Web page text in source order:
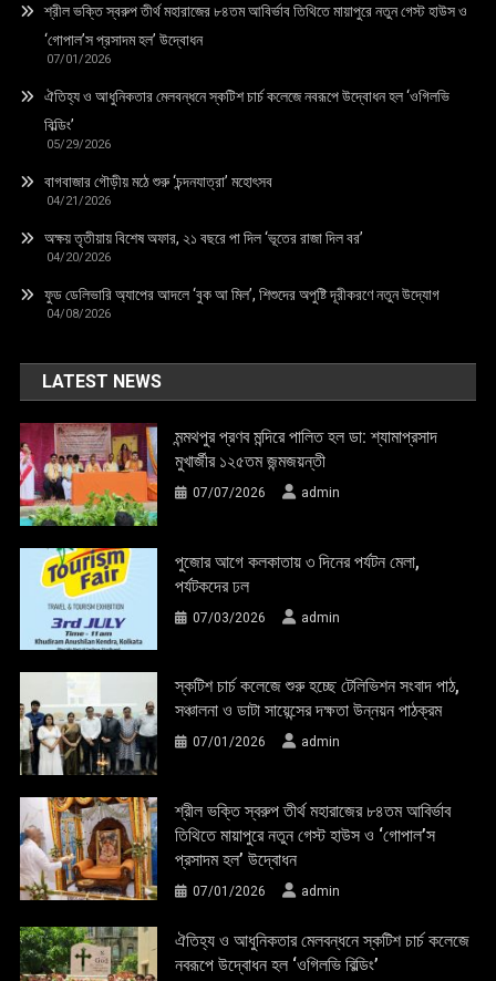
শ্রীল ভক্তি স্বরুপ তীর্থ মহারাজের ৮৪তম আবির্ভাব তিথিতে মায়াপুরে নতুন গেস্ট হাউস ও
‘গোপাল’স প্রসাদম হল’ উদ্বোধন
07/01/2026
ঐতিহ্য ও আধুনিকতার মেলবন্ধনে স্কটিশ চার্চ কলেজে নবরূপে উদ্বোধন হল ‘ওগিলভি
বিল্ডিং’
05/29/2026
বাগবাজার গৌড়ীয় মঠে শুরু ‘চন্দনযাত্রা’ মহোৎসব
04/21/2026
অক্ষয় তৃতীয়ায় বিশেষ অফার, ২১ বছরে পা দিল ‘ভূতের রাজা দিল বর’
04/20/2026
ফুড ডেলিভারি অ্যাপের আদলে ‘বুক আ মিল’, শিশুদের অপুষ্টি দূরীকরণে নতুন উদ্যোগ
04/08/2026
LATEST NEWS
মন্মথপুর প্রণব মন্দিরে পালিত হল ডা: শ্যামাপ্রসাদ
মুখার্জীর ১২৫তম জন্মজয়ন্তী
07/07/2026 admin
পুজোর আগে কলকাতায় ৩ দিনের পর্যটন মেলা,
পর্যটকদের ঢল
07/03/2026 admin
স্কটিশ চার্চ কলেজে শুরু হচ্ছে টেলিভিশন সংবাদ পাঠ,
সঞ্চালনা ও ডাটা সায়েন্সের দক্ষতা উন্নয়ন পাঠক্রম
07/01/2026 admin
শ্রীল ভক্তি স্বরুপ তীর্থ মহারাজের ৮৪তম আবির্ভাব
তিথিতে মায়াপুরে নতুন গেস্ট হাউস ও ‘গোপাল’স
প্রসাদম হল’ উদ্বোধন
07/01/2026 admin
ঐতিহ্য ও আধুনিকতার মেলবন্ধনে স্কটিশ চার্চ কলেজে
নবরূপে উদ্বোধন হল ‘ওগিলভি বিল্ডিং’